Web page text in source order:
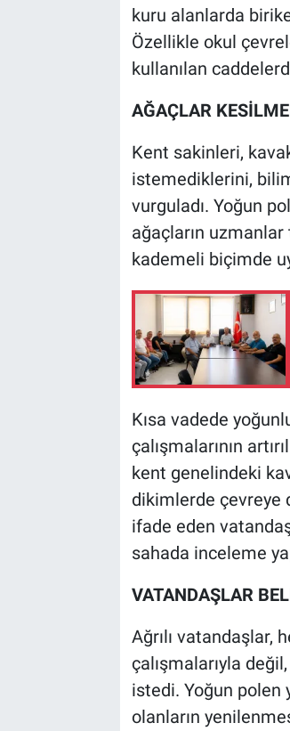
kuru alanlarda
Özellikle okul
kullanılan
AĞAÇLAR
Kent sakinleri,
istemediklerini,
vurguladı. Yoğun
ağaçların
kademeli biçimde
Kısa vadede
çalışmalarının
kent genelindeki
dikimlerde çevreye
ifade eden
sahada inceleme
VATANDAŞLAR
Ağrılı vatandaşlar,
çalışmalarıyla
istedi. Yoğun polen
olanların